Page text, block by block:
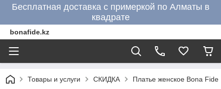
Бесплатная доставка с примеркой по Алматы в
квадрате
bonafide.kz
Товары и услуги СКИДКА Платье женское Bona